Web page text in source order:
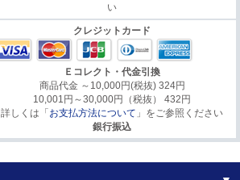
い
クレジットカード
Ｅコレクト・代金引換
商品代金 ～10,000円(税抜) 324円
10,001円～30,000円（税抜） 432円
詳しくは「 お支払方法について 」をご参照ください
銀行振込